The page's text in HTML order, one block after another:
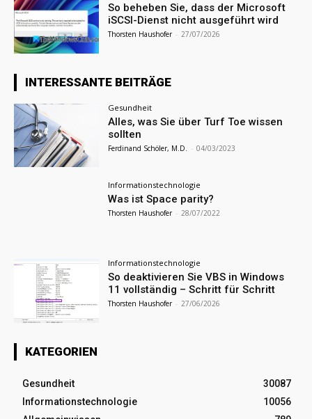
So beheben Sie, dass der Microsoft
iSCSI-Dienst nicht ausgeführt wird
Thorsten Haushofer - 27/07/2026
INTERESSANTE BEITRÄGE
Gesundheit
Alles, was Sie über Turf Toe wissen
sollten
Ferdinand Schöler, M.D. - 04/03/2023
Informationstechnologie
Was ist Space parity?
Thorsten Haushofer - 28/07/2022
Informationstechnologie
So deaktivieren Sie VBS in Windows
11 vollständig – Schritt für Schritt
Thorsten Haushofer - 27/06/2026
KATEGORIEN
Gesundheit
30087
Informationstechnologie
10056